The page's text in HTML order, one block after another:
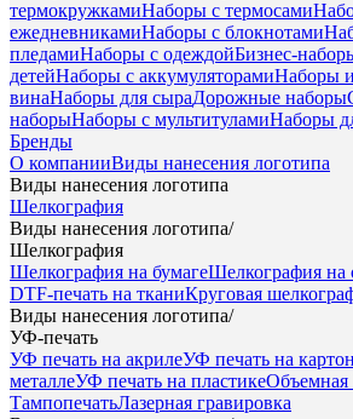
термокружкамиНаборы с термосами
ежедневникамиНаборы с блокнотами
пледамиНаборы с одеждойБизнес-
детейНаборы с аккумуляторамиНаборы
винаНаборы для сыраДорожные наборы
наборыНаборы с мультитуламиНаборы
Бренды
О компанииВиды нанесения логотипа
Виды нанесения логотипа
Шелкография
Виды нанесения логотипа/
Шелкография
Шелкография на бумагеШелкография на
DTF-печать на тканиКруговая
Виды нанесения логотипа/
УФ-печать
УФ печать на акрилеУФ печать на
металлеУФ печать на пластикеОбъемная
ТампопечатьЛазерная гравировка